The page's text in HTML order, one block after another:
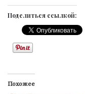
Поделиться ссылкой:
Похожее